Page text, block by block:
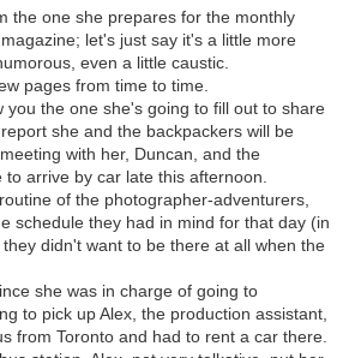
the one she prepares for the monthly
let's just say it's a little more
even a little caustic.
pages from time to time.
you the one she's going to fill out to share
she and the backpackers will be
with her, Duncan, and the
arrive by car late this afternoon.
of the photographer-adventurers,
schedule they had in mind for that day (in
didn't want to be there at all when the
she was in charge of going to
to pick up Alex, the production assistant,
from Toronto and had to rent a car there.